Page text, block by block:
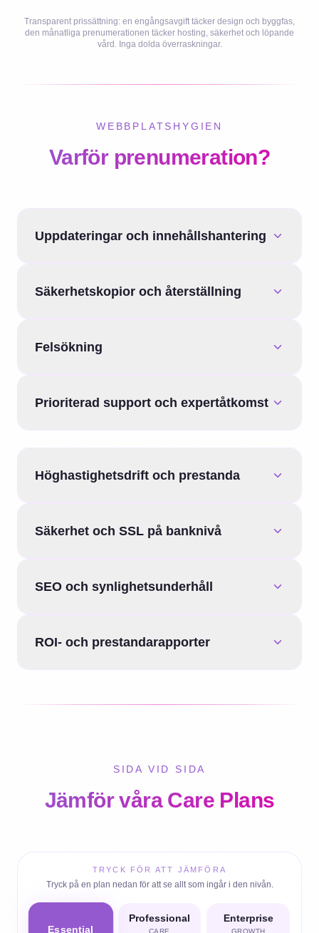
Transparent prissättning: en engångsavgift täcker design och byggfas,
den månatliga prenumerationen täcker hosting, säkerhet och löpande
vård. Inga dolda överraskningar.
WEBBPLATSHYGIEN
Varför prenumeration?
Uppdateringar och innehållshantering
Säkerhetskopior och återställning
Felsökning
Prioriterad support och expertåtkomst
Höghastighetsdrift och prestanda
Säkerhet och SSL på banknivå
SEO och synlighetsunderhåll
ROI- och prestandarapporter
SIDA VID SIDA
Jämför våra Care Plans
TRYCK FÖR ATT JÄMFÖRA
Tryck på en plan nedan för att se allt som ingår i den nivån.
Essential
Professional
CARE
Enterprise
GROWTH